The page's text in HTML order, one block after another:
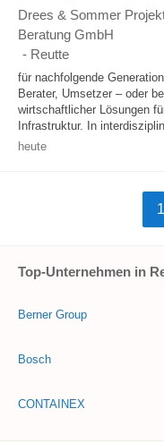
Drees & Sommer
Beratung GmbH
- Reutte
für nachfolgende
Berater, Umsetzer – oder
wirtschaftlicher Lösungen
Infrastruktur. In
heute
1
Top-Unternehmen in
Berner Group
Bosch
CONTAINEX